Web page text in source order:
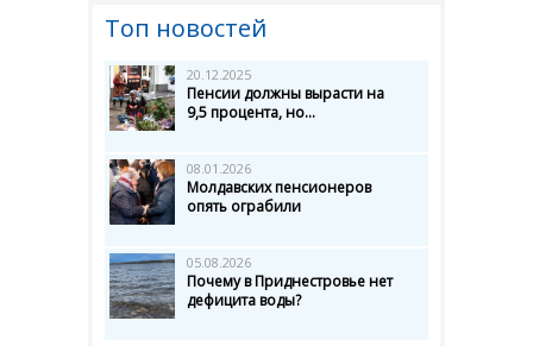
Топ новостей
20.12.2025
Пенсии должны вырасти на
9,5 процента, но...
08.01.2026
Молдавских пенсионеров
опять ограбили
05.08.2026
Почему в Приднестровье нет
дефицита воды?